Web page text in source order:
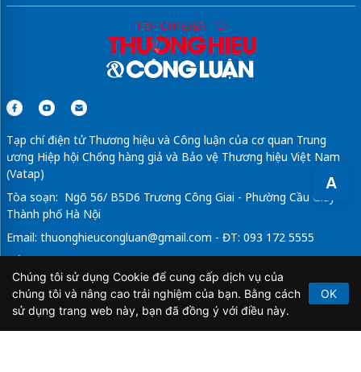
A
Tạp chí điện tử Thương hiệu và Công luận của cơ quan Trung
ương Hiệp hội Chống hàng giả và Bảo vệ Thương hiệu Việt Nam
(Vatap)
Tòa soạn: Ngõ 56/ B5D6 Trương Công Giai - Phường Cầu Giấy -
Thành phố Hà Nội
Email: thuonghieucongluan@gmail.com - ĐT: 093 172 5555
Tổng Biên Tập: Vũ Đức Thuận
Giấy phép hoạt động báo chí điện tử số 64/GP-BTTTT do Bộ
Thông tin và Truyền thông cấp ngày 21/2/2020.
Chúng tôi sử dụng Cookie để cung cấp dịch vụ của
chúng tôi và nâng cao trải nghiệm của bạn. Bằng cách
sử dụng trang web này, bạn đã đồng ý với điều này.
OK